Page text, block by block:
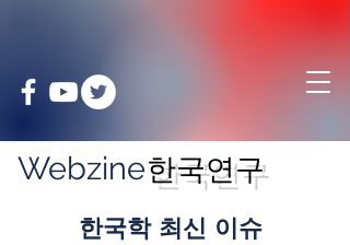
Webzine
​한국학 최신 이슈
한국연구